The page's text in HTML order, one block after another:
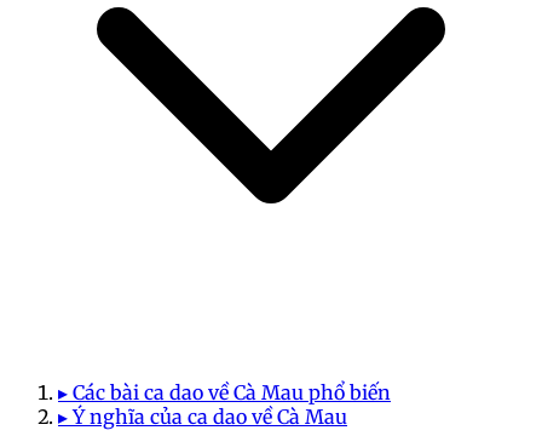
▸ Các bài ca dao về Cà Mau phổ biến
▸ Ý nghĩa của ca dao về Cà Mau